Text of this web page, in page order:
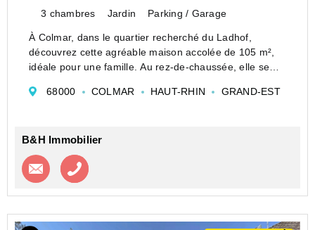
3 chambres Jardin Parking / Garage
À Colmar, dans le quartier recherché du Ladhof,
découvrez cette agréable maison accolée de 105 m²,
idéale pour une famille. Au rez-de-chaussée, elle se
salon et d'une salle à manger lumineu...
68000 COLMAR HAUT-RHIN GRAND-EST
B&H Immobilier
Contacter l'agence